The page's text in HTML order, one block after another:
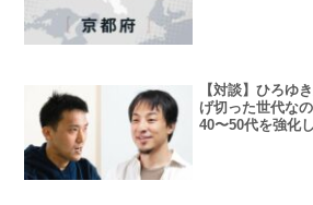
【対談】ひろゆ
げ切った世代な
40〜50代を強化